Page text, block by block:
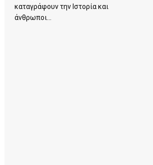
καταγράφουν την Ιστορία και
άνθρωποι...